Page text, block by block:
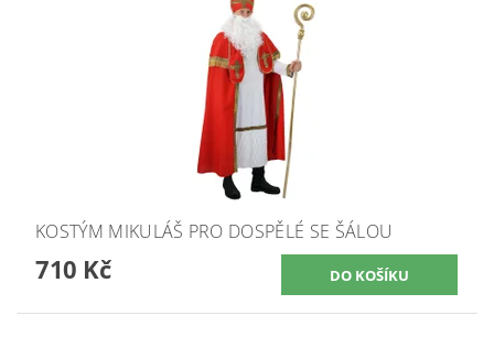
KOSTÝM MIKULÁŠ PRO DOSPĚLÉ SE ŠÁLOU
710 Kč